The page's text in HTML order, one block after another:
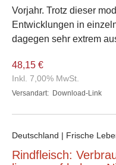
Vorjahr. Trotz dieser
Entwicklungen in
dagegen sehr extrem
48,15 €
Inkl. 7,00% MwSt.
Versandart: Download-Link
Deutschland | Frische
Rindfleisch: